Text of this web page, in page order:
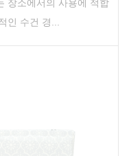
장소에서의 사용에 적합
인 ​​수건 경...